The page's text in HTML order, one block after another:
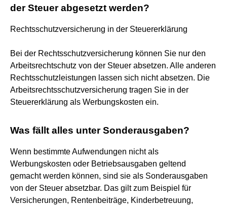
der Steuer abgesetzt werden?
Rechtsschutzversicherung in der Steuererklärung
Bei der Rechtsschutzversicherung können Sie nur den
Arbeitsrechtschutz von der Steuer absetzen. Alle anderen
Rechtsschutzleistungen lassen sich nicht absetzen. Die
Arbeitsrechtsschutzversicherung tragen Sie in der
Steuererklärung als Werbungskosten ein.
Was fällt alles unter Sonderausgaben?
Wenn bestimmte Aufwendungen nicht als
Werbungskosten oder Betriebsausgaben geltend
gemacht werden können, sind sie als Sonderausgaben
von der Steuer absetzbar. Das gilt zum Beispiel für
Versicherungen, Rentenbeiträge, Kinderbetreuung,